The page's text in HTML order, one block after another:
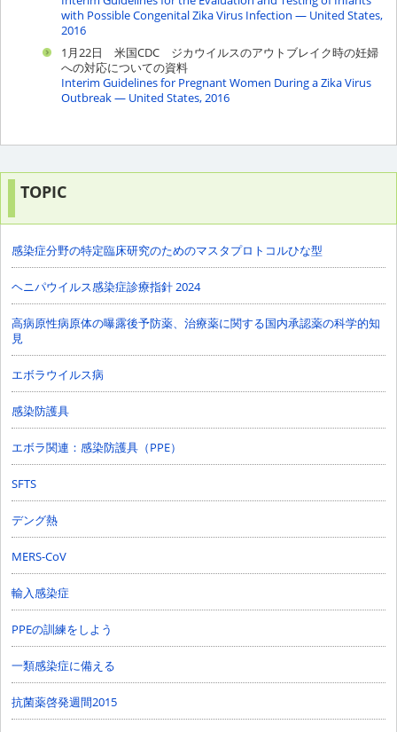
with Possible Congenital Zika Virus Infection — United States,
2016
1月22日 米国CDC ジカウイルスのアウトブレイク時の妊婦
への対応についての資料
Interim Guidelines for Pregnant Women During a Zika Virus
Outbreak — United States, 2016
TOPIC
感染症分野の特定臨床研究のためのマスタプロトコルひな型
ヘニパウイルス感染症診療指針 2024
高病原性病原体の曝露後予防薬、治療薬に関する国内承認薬の科学的知
見
エボラウイルス病
感染防護具
エボラ関連：感染防護具（PPE）
SFTS
デング熱
MERS-CoV
輸入感染症
PPEの訓練をしよう
一類感染症に備える
抗菌薬啓発週間2015